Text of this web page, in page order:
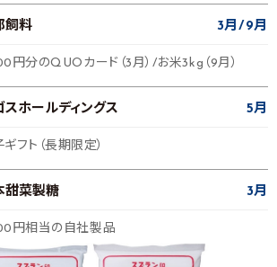
飼料 3月 9月
円分のQUOカード（3月）/お米3kg（9月）
スホールディングス 5月
フト（長期限定）
甜菜製糖 3月
円相当の自社製品